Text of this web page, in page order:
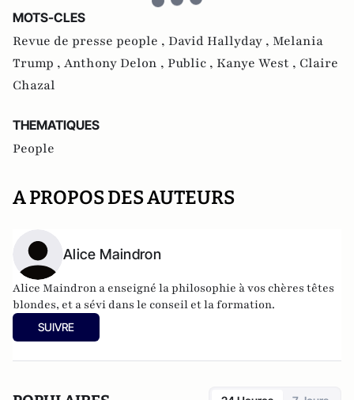
MOTS-CLES
Revue de presse people , David Hallyday , Melania
Trump , Anthony Delon , Public , Kanye West , Claire
Chazal
THEMATIQUES
People
A PROPOS DES AUTEURS
Alice Maindron
Alice Maindron a enseigné la philosophie à vos chères têtes
blondes, et a sévi dans le conseil et la formation.
SUIVRE